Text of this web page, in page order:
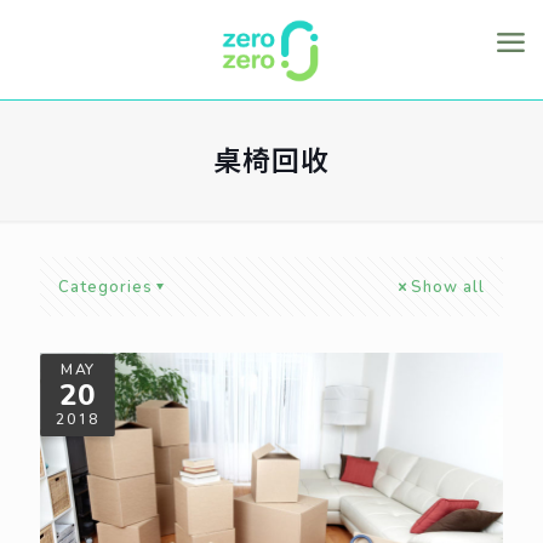
桌椅回收
Categories Show all
MAY
20
2018